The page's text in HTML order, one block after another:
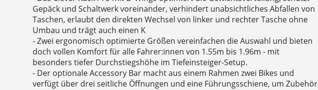
Gepäck und Schaltwerk voreinander, verhindert unabsichtliches Abfallen von
Taschen, erlaubt den direkten Wechsel von linker und rechter Tasche ohne
Umbau und trägt auch einen K
- Zwei ergonomisch optimierte Größen vereinfachen die Auswahl und bieten
doch vollen Komfort für alle Fahrer:innen von 1.55m bis 1.96m - mit
besonders tiefer Durchstiegshöhe im Tiefeinsteiger-Setup.
- Der optionale Accessory Bar macht aus einem Rahmen zwei Bikes und
verfügt über drei seitliche Öffnungen und eine Führungsschiene, um Zubehör